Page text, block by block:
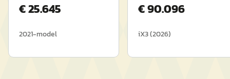
€25.645
2021-model
€90.096
iX3(2026)